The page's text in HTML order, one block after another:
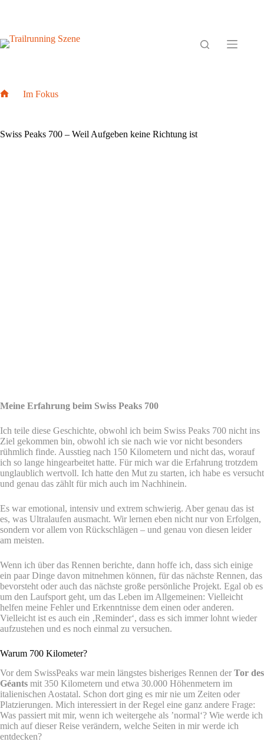
Im Fokus
Swiss Peaks 700 – Weil Aufgeben keine Richtung ist
Meine Erfahrung beim Swiss Peaks 700
Ich teile diese Geschichte, obwohl ich beim Swiss Peaks 700 nicht ins
Ziel gekommen bin, obwohl ich sie nach wie vor nicht besonders
rühmlich finde. Ausstieg nach 150 Kilometern und nicht das, worauf
ich so lange hingearbeitet hatte. Für mich war die Erfahrung trotzdem
unglaublich wertvoll. Ich hatte den Mut zu starten, ich habe es versucht
und genau das zählt für mich auch im Nachhinein.
Es war emotional, intensiv und extrem schwierig. Aber genau das ist
es, was Ultralaufen ausmacht. Wir lernen eben nicht nur von Erfolgen,
sondern vor allem von Rückschlägen – und genau von diesen leider
am meisten.
Wenn ich über das Rennen berichte, dann hoffe ich, dass sich einige
ein paar Dinge davon mitnehmen können, für das nächste Rennen, das
bevorsteht oder auch das nächste große persönliche Projekt. Egal ob es
um den Laufsport geht, um das Leben im Allgemeinen: Vielleicht
helfen meine Fehler und Erkenntnisse dem einen oder anderen.
Vielleicht ist es auch ein ‚Reminder‘, dass es sich immer lohnt wieder
aufzustehen und es noch einmal zu versuchen.
Warum 700 Kilometer?
Vor dem SwissPeaks war mein längstes bisheriges Rennen der Tor des
Géants mit 350 Kilometern und etwa 30.000 Höhenmetern im
italienischen Aostatal. Schon dort ging es mir nie um Zeiten oder
Platzierungen. Mich interessiert in der Regel eine ganz andere Frage:
Was passiert mit mir, wenn ich weitergehe als ’normal‘? Wie werde ich
mich auf dieser Reise verändern, welche Seiten in mir werde ich
entdecken?